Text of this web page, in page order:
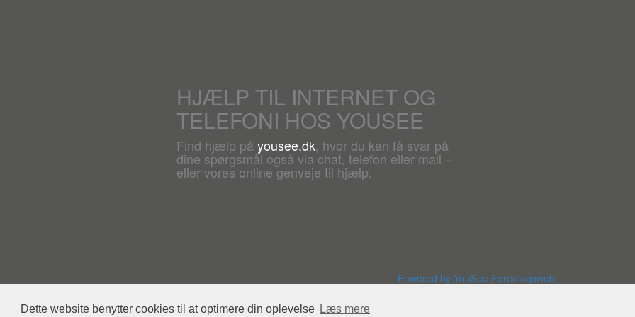
Dette website benytter cookies til at optimere din oplevelse Læs mere
HJÆLP TIL INTERNET OG
TELEFONI HOS YOUSEE
Find hjælp på yousee.dk, hvor du kan få svar på
dine spørgsmål også via chat, telefon eller mail –
eller vores online genveje til hjælp.
Powered by YouSee Foreningsweb